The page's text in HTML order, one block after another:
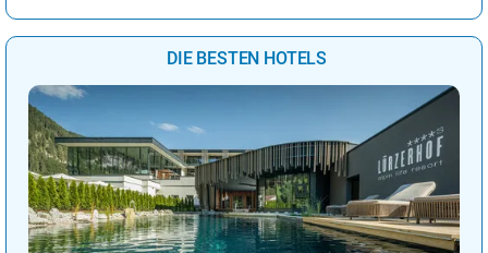
DIE BESTEN HOTELS